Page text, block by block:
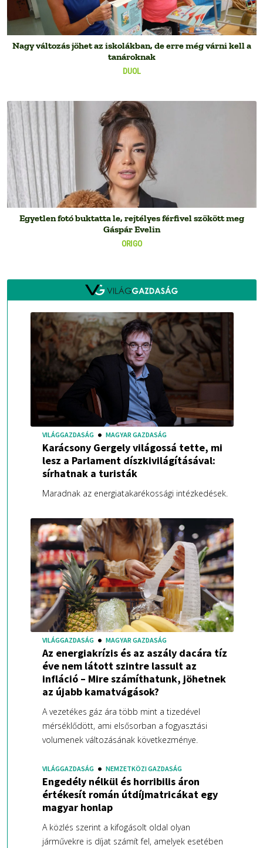
DUOL
Nagy változás jöhet az iskolákban, de erre még várni kell a
tanároknak
ORIGO
Egyetlen fotó buktatta le, rejtélyes férfivel szökött meg
Gáspár Evelin
VILÁGGAZDASÁG MAGYAR GAZDASÁG
Karácsony Gergely világossá tette, mi
lesz a Parlament díszkivilágításával:
sírhatnak a turisták
Maradnak az energiatakarékossági intézkedések.
VILÁGGAZDASÁG MAGYAR GAZDASÁG
Az energiakrízis és az aszály dacára tíz
éve nem látott szintre lassult az
infláció – Mire számíthatunk, jöhetnek
az újabb kamatvágások?
A vezetékes gáz ára több mint a tizedével
mérséklődött, ami elsősorban a fogyasztási
volumenek változásának következménye.
VILÁGGAZDASÁG NEMZETKÖZI GAZDASÁG
Engedély nélkül és horribilis áron
értékesít román útdíjmatricákat egy
magyar honlap
A közlés szerint a kifogásolt oldal olyan
járművekre is díjat számít fel, amelyek esetében